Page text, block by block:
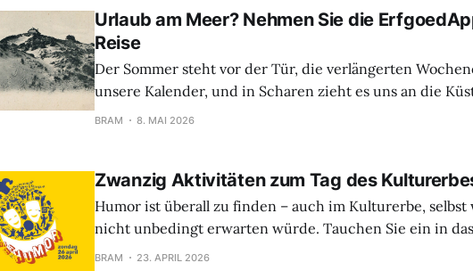
Urlaub am Meer? Nehmen Sie die
Reise
Der Sommer steht vor der Tür, die verlängerten
unsere Kalender, und in Scharen zieht es uns an die
Luft zu schnappen, ein Eis auf dem Deich zu genießen
verborgene Geschichten,
BRAM 8. MAI 2026
Zwanzig Aktivitäten zum Tag des
Humor ist überall zu finden – auch im Kulturerbe, selbst
nicht unbedingt erwarten würde. Tauchen Sie ein in
Kulturerbetags 2026. Unter dem Motto „HAHA Humor“
BRAM 23. APRIL 2026